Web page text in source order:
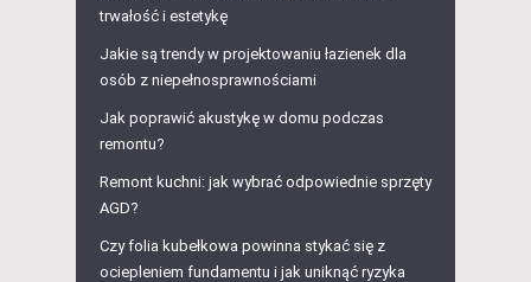
trwałość i estetykę
Jakie są trendy w projektowaniu łazienek dla
osób z niepełnosprawnościami
Jak poprawić akustykę w domu podczas
remontu?
Remont kuchni: jak wybrać odpowiednie sprzęty
AGD?
Czy folia kubełkowa powinna stykać się z
ociepleniem fundamentu i jak uniknąć ryzyka